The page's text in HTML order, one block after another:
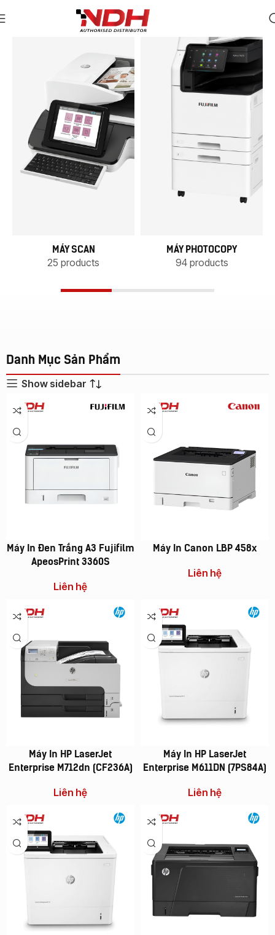
MÁY SCAN
25 products
MÁY PHOTOCOPY
94 products
Danh Mục Sản Phẩm
Show sidebar
Máy In Đen Trắng A3 Fujifilm
ApeosPrint 3360S
Liên hệ
Máy In Canon LBP 458x
Liên hệ
Máy In HP LaserJet
Enterprise M712dn (CF236A)
Liên hệ
Máy In HP LaserJet
Enterprise M611DN (7PS84A)
Liên hệ